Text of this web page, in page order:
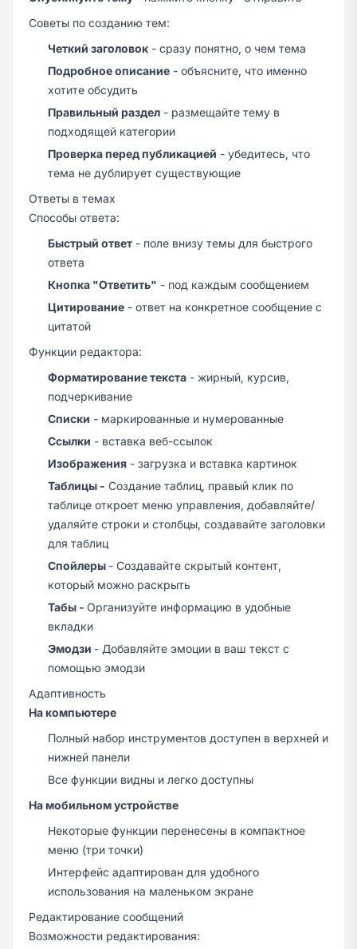
Советы по созданию тем:
Четкий заголовок - сразу понятно, о чем тема
Подробное описание - объясните, что именно
хотите обсудить
Правильный раздел - размещайте тему в
подходящей категории
Проверка перед публикацией - убедитесь, что
тема не дублирует существующие
Ответы в темах
Способы ответа:
Быстрый ответ - поле внизу темы для быстрого
ответа
Кнопка "Ответить" - под каждым сообщением
Цитирование - ответ на конкретное сообщение с
цитатой
Функции редактора:
Форматирование текста - жирный, курсив,
подчеркивание
Списки - маркированные и нумерованные
Ссылки - вставка веб-ссылок
Изображения - загрузка и вставка картинок
Таблицы - Создание таблиц, правый клик по
таблице откроет меню управления, добавляйте/
удаляйте строки и столбцы, создавайте заголовки
для таблиц
Спойлеры - Создавайте скрытый контент,
который можно раскрыть
Табы - Организуйте информацию в удобные
вкладки
Эмодзи - Добавляйте эмоции в ваш текст с
помощью эмодзи
Адаптивность
На компьютере
Полный набор инструментов доступен в верхней и
нижней панели
Все функции видны и легко доступны
На мобильном устройстве
Некоторые функции перенесены в компактное
меню (три точки)
Интерфейс адаптирован для удобного
использования на маленьком экране
Редактирование сообщений
Возможности редактирования: